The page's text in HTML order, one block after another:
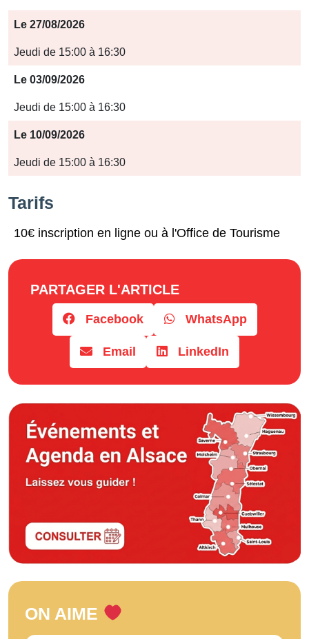
Période
Jours
Horaires
Le 27/08/2026
Jeudi de 15:00 à 16:30
Le 03/09/2026
Jeudi de 15:00 à 16:30
Le 10/09/2026
Jeudi de 15:00 à 16:30
Tarifs
10€ inscription en ligne ou à l'Office de Tourisme
PARTAGER L'ARTICLE
Facebook WhatsApp
Email LinkedIn
ON AIME